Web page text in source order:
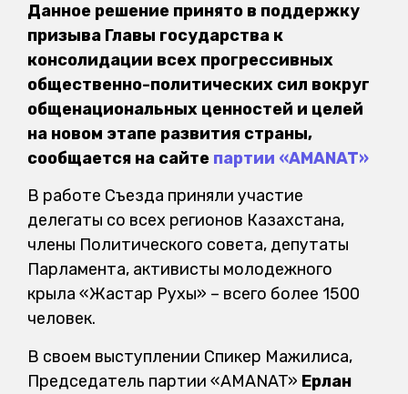
Данное решение принято в поддержку
призыва Главы государства к
консолидации всех прогрессивных
общественно-политических сил вокруг
общенациональных ценностей и целей
на новом этапе развития страны,
сообщается на сайте партии «AMANAT»
В работе Съезда приняли участие
делегаты со всех регионов Казахстана,
члены Политического совета, депутаты
Парламента, активисты молодежного
крыла «Жастар Рухы» – всего более 1500
человек.
В своем выступлении Спикер Мажилиса,
Председатель партии «AMANAT» Ерлан